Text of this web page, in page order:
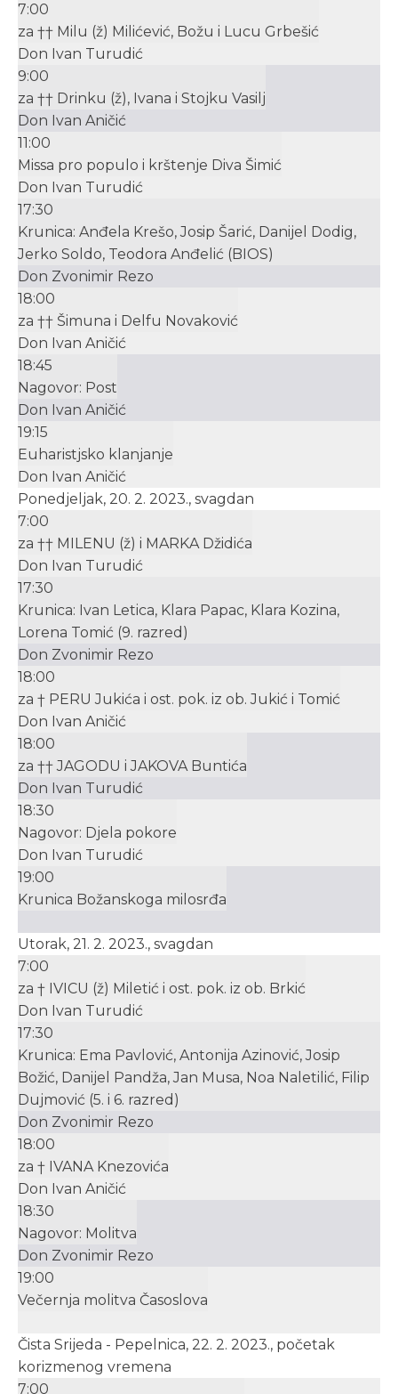
7:00
za †† Milu (ž) Milićević, Božu i Lucu Grbešić
Don Ivan Turudić
9:00
za †† Drinku (ž), Ivana i Stojku Vasilj
Don Ivan Aničić
11:00
Missa pro populo i krštenje Diva Šimić
Don Ivan Turudić
17:30
Krunica: Anđela Krešo, Josip Šarić, Danijel Dodig,
Jerko Soldo, Teodora Anđelić (BIOS)
Don Zvonimir Rezo
18:00
za †† Šimuna i Delfu Novaković
Don Ivan Aničić
18:45
Nagovor: Post
Don Ivan Aničić
19:15
Euharistjsko klanjanje
Don Ivan Aničić
Ponedjeljak, 20. 2. 2023., svagdan
7:00
za †† MILENU (ž) i MARKA Džidića
Don Ivan Turudić
17:30
Krunica: Ivan Letica, Klara Papac, Klara Kozina,
Lorena Tomić (9. razred)
Don Zvonimir Rezo
18:00
za † PERU Jukića i ost. pok. iz ob. Jukić i Tomić
Don Ivan Aničić
18:00
za †† JAGODU i JAKOVA Buntića
Don Ivan Turudić
18:30
Nagovor: Djela pokore
Don Ivan Turudić
19:00
Krunica Božanskoga milosrđa
Utorak, 21. 2. 2023., svagdan
7:00
za † IVICU (ž) Miletić i ost. pok. iz ob. Brkić
Don Ivan Turudić
17:30
Krunica: Ema Pavlović, Antonija Azinović, Josip
Božić, Danijel Pandža, Jan Musa, Noa Naletilić, Filip
Dujmović (5. i 6. razred)
Don Zvonimir Rezo
18:00
za † IVANA Knezovića
Don Ivan Aničić
18:30
Nagovor: Molitva
Don Zvonimir Rezo
19:00
Večernja molitva Časoslova
Čista Srijeda - Pepelnica, 22. 2. 2023., početak
korizmenog vremena
7:00